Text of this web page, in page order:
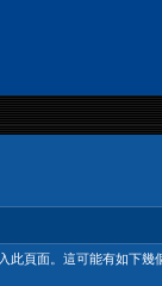
此頁面。這可能有如下幾